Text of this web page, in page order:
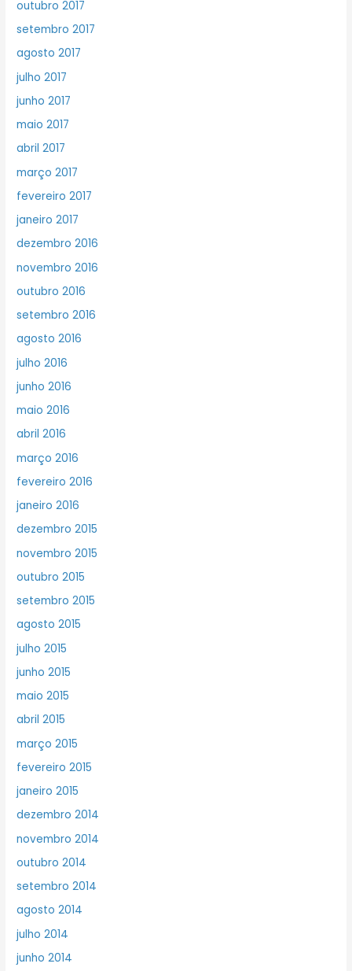
outubro 2017
setembro 2017
agosto 2017
julho 2017
junho 2017
maio 2017
abril 2017
março 2017
fevereiro 2017
janeiro 2017
dezembro 2016
novembro 2016
outubro 2016
setembro 2016
agosto 2016
julho 2016
junho 2016
maio 2016
abril 2016
março 2016
fevereiro 2016
janeiro 2016
dezembro 2015
novembro 2015
outubro 2015
setembro 2015
agosto 2015
julho 2015
junho 2015
maio 2015
abril 2015
março 2015
fevereiro 2015
janeiro 2015
dezembro 2014
novembro 2014
outubro 2014
setembro 2014
agosto 2014
julho 2014
junho 2014